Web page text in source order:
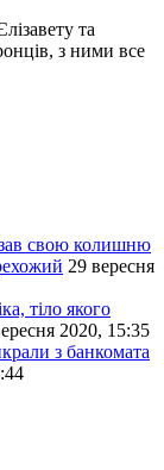
та
з ними все
свою колишню
29 вересня
тіло якого
2020, 15:35
з банкомата